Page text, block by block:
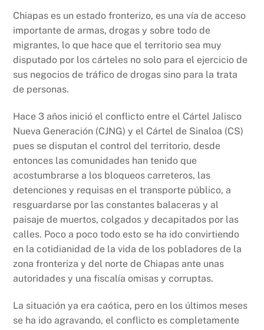
Chiapas es un estado fronterizo, es una vía de acceso
importante de armas, drogas y sobre todo de
migrantes, lo que hace que el territorio sea muy
disputado por los cárteles no solo para el ejercicio de
sus negocios de tráfico de drogas sino para la trata
de personas.
Hace 3 años inició el conflicto entre el Cártel Jalisco
Nueva Generación (CJNG) y el Cártel de Sinaloa (CS)
pues se disputan el control del territorio, desde
entonces las comunidades han tenido que
acostumbrarse a los bloqueos carreteros, las
detenciones y requisas en el transporte público, a
resguardarse por las constantes balaceras y al
paisaje de muertos, colgados y decapitados por las
calles. Poco a poco todo esto se ha ido convirtiendo
en la cotidianidad de la vida de los pobladores de la
zona fronteriza y del norte de Chiapas ante unas
autoridades y una fiscalía omisas y corruptas.
La situación ya era caótica, pero en los últimos meses
se ha ido agravando, el conflicto es completamente